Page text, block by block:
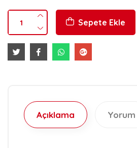
Sepete Ekle
Açıklama Yorum